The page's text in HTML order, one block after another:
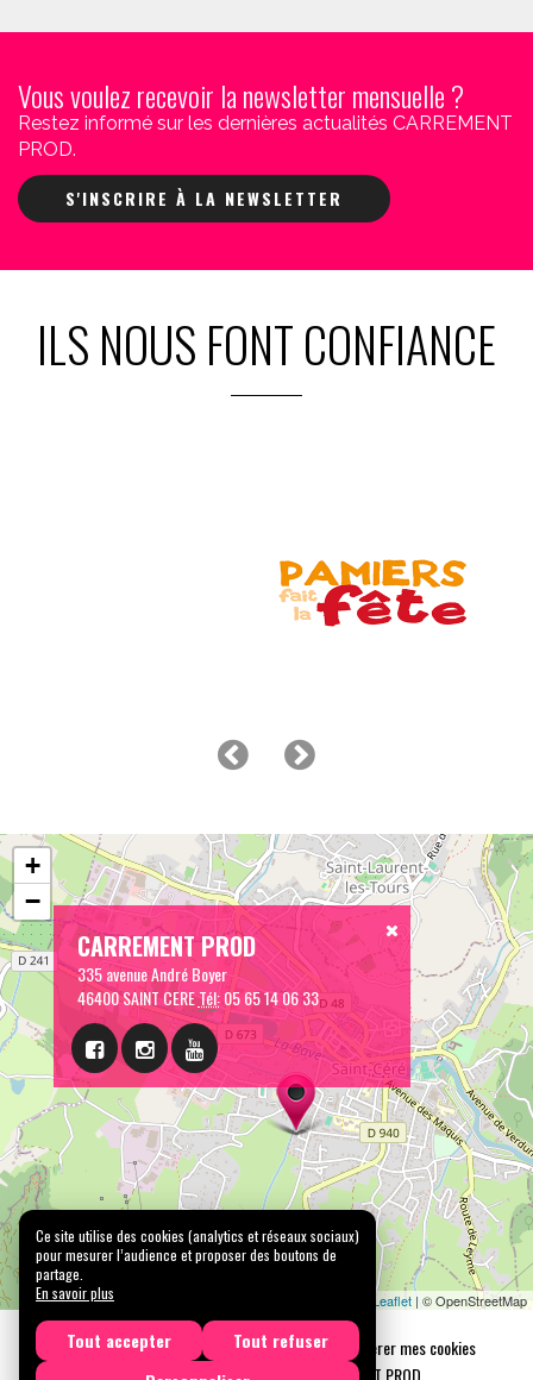
Vous voulez recevoir la newsletter mensuelle ?
Restez informé sur les dernières actualités CARREMENT
PROD.
S'INSCRIRE À LA NEWSLETTER
ILS NOUS FONT CONFIANCE
CARREMENT PROD
335 avenue André Boyer
46400 SAINT CERETél:05 65 14 06 33
+
−
Leaflet | © OpenStreetMap
Mentions légales Confidentialité
Gérer mes cookies
Tous droits réservés © 2026 |
CARREMENT PROD
Ce site utilise des cookies (analytics et réseaux sociaux)
pour mesurer l’audience et proposer des boutons de
partage.
En savoir plus
Tout accepter
Tout refuser